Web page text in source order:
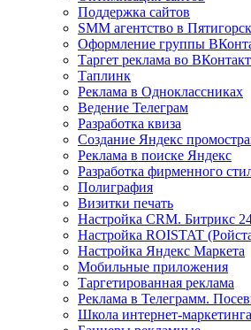
Поддержка сайтов
SMM агентство в
Оформление группы
Таргет реклама во
Таплинк
Реклама в Одноклассниках
Ведение Телеграм
Разработка квиза
Создание Яндекс
Реклама в поиске Яндекс
Разработка фирменного
Полиграфия
Визитки печать
Настройка CRM. Битрикс
Настройка ROISTAT
Настройка Яндекс Маркета
Мобильные приложения
Таргетированная реклама
Реклама в Телеграмм.
Школа интернет-маркетинга